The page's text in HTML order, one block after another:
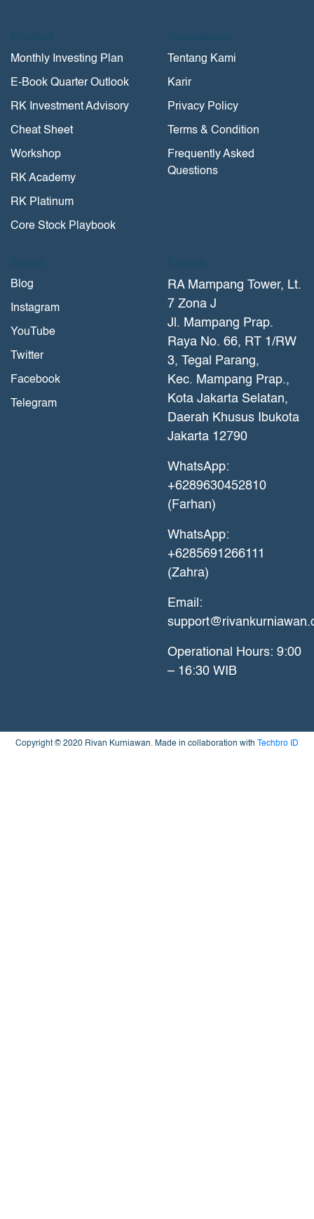
Monthly Investing Plan
E-Book Quarter Outlook
RK Investment Advisory
Cheat Sheet
Workshop
RK Academy
RK Platinum
Core Stock Playbook
Tentang Kami
Karir
Privacy Policy
Terms & Condition
Frequently Asked
Questions
Blog
Instagram
YouTube
Twitter
Facebook
Telegram
RA Mampang Tower, Lt.
7 Zona J
Jl. Mampang Prap.
Raya No. 66, RT 1/RW
3, Tegal Parang,
Kec. Mampang Prap.,
Kota Jakarta Selatan,
Daerah Khusus Ibukota
Jakarta 12790
WhatsApp:
+6289630452810
(Farhan)
WhatsApp:
+6285691266111
(Zahra)
Email:
Operational Hours: 9:00
– 16:30 WIB
Copyright © 2020 Rivan Kurniawan. Made in collaboration with Techbro ID